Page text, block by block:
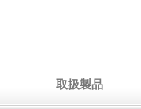
取扱製品